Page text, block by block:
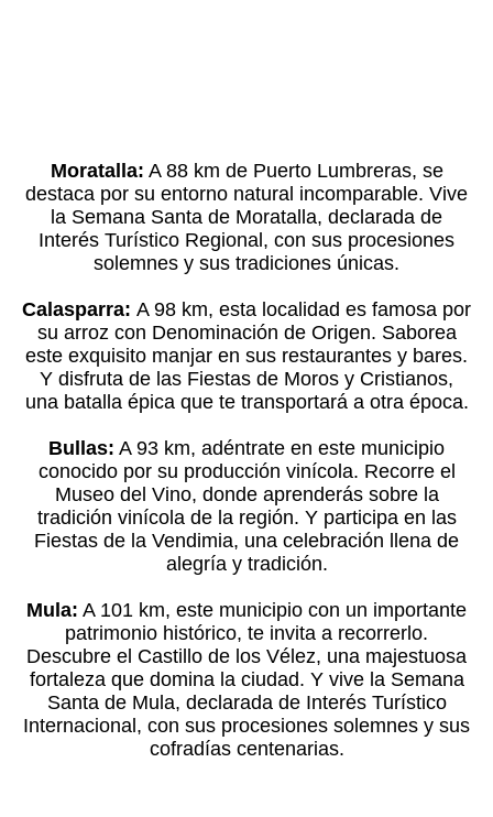
Moratalla: A 88 km de Puerto Lumbreras, se
destaca por su entorno natural incomparable. Vive
la Semana Santa de Moratalla, declarada de
Interés Turístico Regional, con sus procesiones
solemnes y sus tradiciones únicas.
Calasparra: A 98 km, esta localidad es famosa por
su arroz con Denominación de Origen. Saborea
este exquisito manjar en sus restaurantes y bares.
Y disfruta de las Fiestas de Moros y Cristianos,
una batalla épica que te transportará a otra época.
Bullas: A 93 km, adéntrate en este municipio
conocido por su producción vinícola. Recorre el
Museo del Vino, donde aprenderás sobre la
tradición vinícola de la región. Y participa en las
Fiestas de la Vendimia, una celebración llena de
alegría y tradición.
Mula: A 101 km, este municipio con un importante
patrimonio histórico, te invita a recorrerlo.
Descubre el Castillo de los Vélez, una majestuosa
fortaleza que domina la ciudad. Y vive la Semana
Santa de Mula, declarada de Interés Turístico
Internacional, con sus procesiones solemnes y sus
cofradías centenarias.